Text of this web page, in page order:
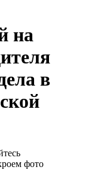
на
в
фото